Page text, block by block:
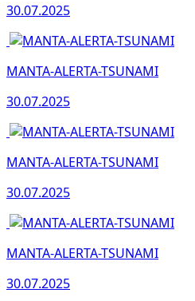
30.07.2025
MANTA-ALERTA-TSUNAMI
30.07.2025
MANTA-ALERTA-TSUNAMI
30.07.2025
MANTA-ALERTA-TSUNAMI
30.07.2025